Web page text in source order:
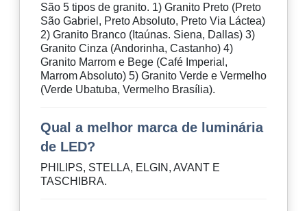
São 5 tipos de granito. 1) Granito Preto (Preto
São Gabriel, Preto Absoluto, Preto Via Láctea)
2) Granito Branco (Itaúnas. Siena, Dallas) 3)
Granito Cinza (Andorinha, Castanho) 4)
Granito Marrom e Bege (Café Imperial,
Marrom Absoluto) 5) Granito Verde e Vermelho
(Verde Ubatuba, Vermelho Brasília).
Qual a melhor marca de luminária
de LED?
PHILIPS, STELLA, ELGIN, AVANT E
TASCHIBRA.